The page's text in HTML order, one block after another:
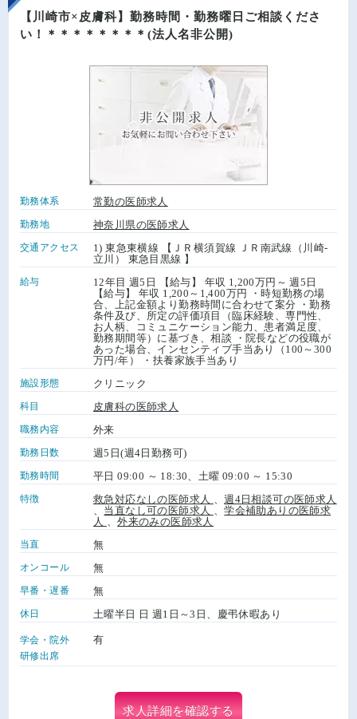
【川崎市×皮膚科】勤務時間・勤務曜日ご相談くださ
い！＊＊＊＊＊＊＊＊(法人名非公開)
勤務体系 常勤の医師求人
勤務地 神奈川県の医師求人
交通アクセス
1) 東急東横線 【ＪＲ横須賀線 ＪＲ南武線（川崎-
立川） 東急目黒線 】
給与
12年目 週5日 【給与】 年収 1,200万円～ 週5日
【給与】 年収 1,200～1,400万円 ・時短勤務の場
合、上記金額より勤務時間に合わせて案分 ・勤務
条件及び、所定の評価項目（臨床経験、専門性、
お人柄、コミュニケーション能力、患者満足度、
勤務期間等）に基づき、相談 ・院長などの役職が
あった場合、インセンティブ手当あり（100～300
万円/年） ・扶養家族手当あり
施設形態 クリニック
科目 皮膚科の医師求人
職務内容 外来
勤務日数 週5日(週4日勤務可)
勤務時間 平日 09:00 ～ 18:30、土曜 09:00 ～ 15:30
特徴 救急対応なしの医師求人 、週4日相談可の医師求人
当直なし可の医師求人 、学会補助ありの医師求
人
、外来のみの医師求人
当直 無
オンコール 無
早番・遅番 無
休日 土曜半日 日 週1日～3日、慶弔休暇あり
学会・院外
研修出席
有
求人詳細を確認する